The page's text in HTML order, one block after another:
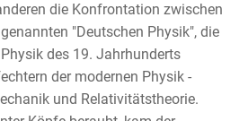
die Konfrontation zwischen
"Deutschen Physik", die
des 19. Jahrhunderts
der modernen Physik -
und Relativitätstheorie.